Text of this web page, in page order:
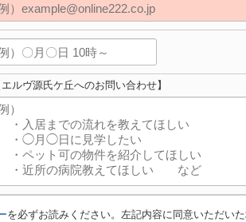
エルヴ源氏ケ丘へのお問い合わせ】
を必ずお読みください。左記内容に同意いただい